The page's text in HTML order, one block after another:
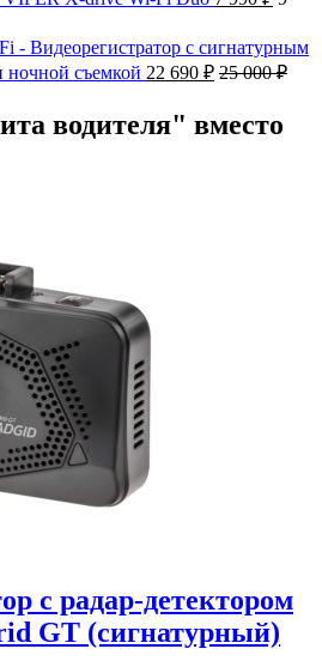
- Видеорегистратор с сигнатурным
ночной съемкой 22 690 ₽ 25 000₽
водителя" вместо
с радар-детектором
GT (сигнатурный)